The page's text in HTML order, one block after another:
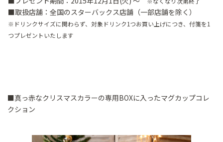
■取扱店舗：全国のスターバックス店舗（一部店舗を除く）
※ドリンクサイズに関わらず、対象ドリンク1つお買い上げにつき、付箋を1
つプレゼントいたします
■真っ赤なクリスマスカラーの専用BOXに入ったマグカップコレ
クション